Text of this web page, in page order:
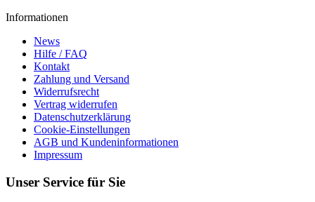
Informationen
News
Hilfe / FAQ
Kontakt
Zahlung und Versand
Widerrufsrecht
Vertrag widerrufen
Datenschutzerklärung
Cookie-Einstellungen
AGB und Kundeninformationen
Impressum
Unser Service für Sie